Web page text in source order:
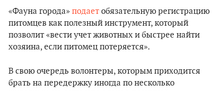
«Фауна города» подает обязательную регистрацию
питомцев как полезный инструмент, который
позволит «вести учет животных и быстрее найти
хозяина, если питомец потеряется».
В свою очередь волонтеры, которым приходится
брать на передержку иногда по несколько